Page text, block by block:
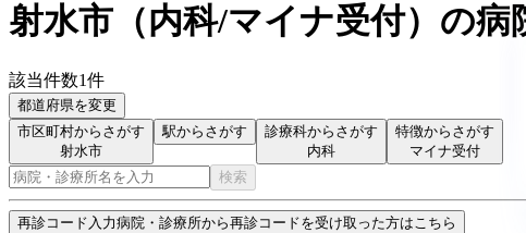
射水市 （内科/マイナ受付） の病
該当件数1件
都道府県を変更
市区町村からさがす
射水市
駅からさがす
診療科からさがす
内科
特徴からさがす
マイナ受付
検索
再診コード入力病院・診療所から再診コードを受け取った方はこちら